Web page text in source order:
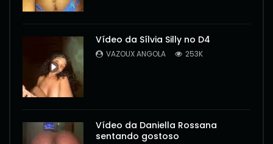
Vídeo da Sílvia Silly no D4
VAZOUX ANGOLA 253K
Vídeo da Daniella Rossana
sentando gostoso